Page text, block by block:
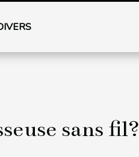
sans fil?